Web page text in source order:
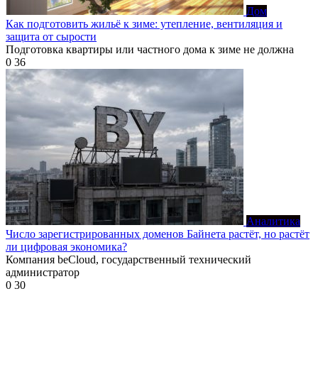
Дом
Как подготовить жильё к зиме: утепление, вентиляция и
защита от сырости
Подготовка квартиры или частного дома к зиме не должна
0 36
Аналитика
Число зарегистрированных доменов Байнета растёт, но растёт
ли цифровая экономика?
Компания beCloud, государственный технический
администратор
0 30